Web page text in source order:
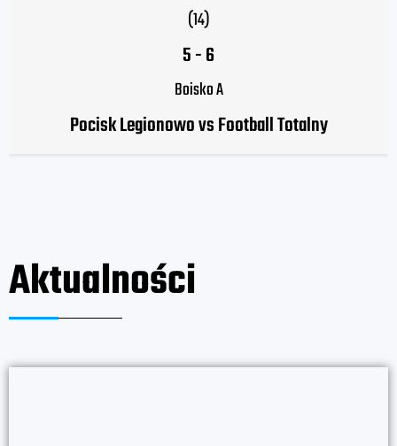
(14)
5-6
Boisko A
Pocisk Legionowo vs Football Totalny
Aktualności